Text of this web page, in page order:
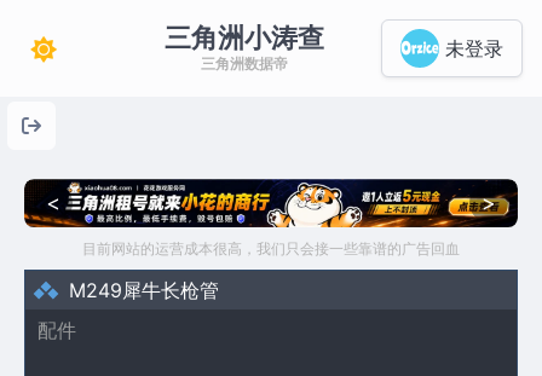
三角洲小涛查
三角洲数据帝
未登录
< >
目前网站的运营成本很高，我们只会接一些靠谱的广告回血
M249犀牛长枪管
配件